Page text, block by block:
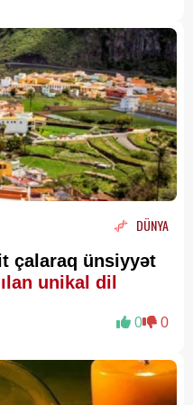
DÜNYA
çalaraq ünsiyyət
unikal dil
0 0